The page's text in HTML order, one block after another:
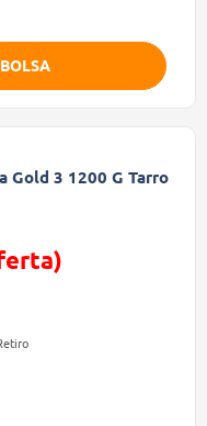
Gold 3 1200 G Tarro